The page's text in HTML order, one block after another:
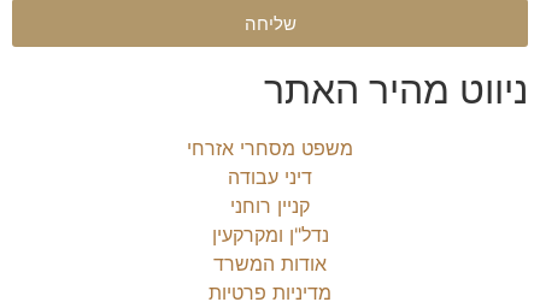
שליחה
ניווט מהיר האתר
משפט מסחרי אזרחי
דיני עבודה
קניין רוחני
נדל"ן ומקרקעין
אודות המשרד
מדיניות פרטיות